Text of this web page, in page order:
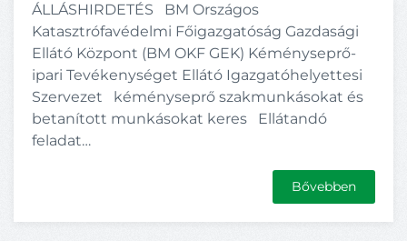
ÁLLÁSHIRDETÉS BM Országos
Katasztrófavédelmi Főigazgatóság Gazdasági
Ellátó Központ (BM OKF GEK) Kéményseprő-
ipari Tevékenységet Ellátó Igazgatóhelyettesi
Szervezet kéményseprő szakmunkásokat és
betanított munkásokat keres Ellátandó
feladat…
Bővebben